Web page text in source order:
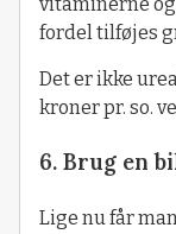
vitaminerne
fordel tilføjes
Det er ikke
kroner pr. so.
6. Brug en
Lige nu får